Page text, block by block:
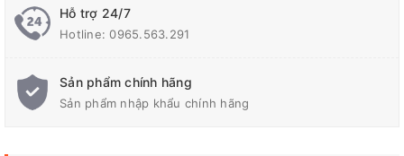
Hỗ trợ 24/7
Hotline:0965.563.291
Sản phẩm chính hãng
Sản phẩm nhập khẩu chính hãng